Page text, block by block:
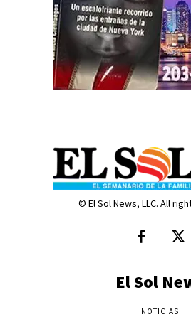
© El Sol News, LLC. All
El Sol
NOTICIAS